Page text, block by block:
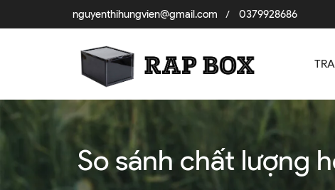
nguyenthihungvien@gmail.com / 0379928686
So sánh chất lượng